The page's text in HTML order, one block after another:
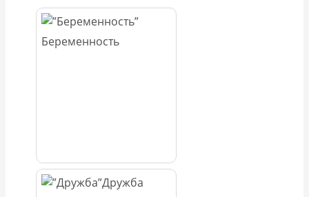
Беременность
Дружба